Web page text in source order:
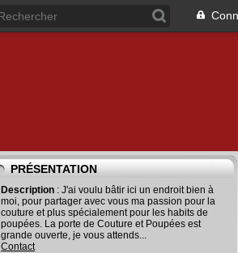
PRÉSENTATION
Description : J'ai voulu bâtir ici un endroit bien à
moi, pour partager avec vous ma passion pour la
couture et plus spécialement pour les habits de
poupées. La porte de Couture et Poupées est
grande ouverte, je vous attends...
Contact